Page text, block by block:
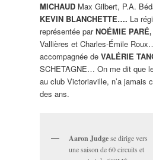
MICHAUDMax Gilbert, P.A.
KEVIN BLANCHETTE…. La
représentée parNOÉMIE PARÉ,
Vallières et Charles-Émile
accompagnée de VALÉRIE
SCHETAGNE… On me dit que
au club Victoriaville, n’a jamais
des ans.
Aaron Judgese dirige vers
une saison de 60 circuits et